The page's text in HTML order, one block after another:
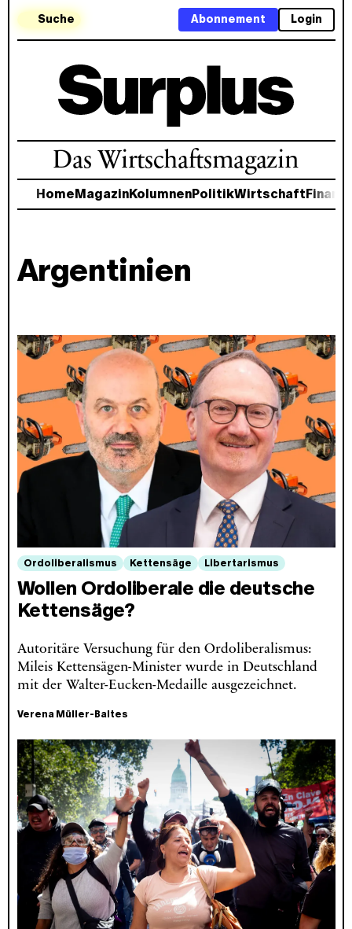
Suche Login
Abonnement
Das Wirtschaftsmagazin
Home MagazinKolumnenPolitikWirtschaft
Argentinien
Ordoliberalismus Kettensäge Libertarismus
Wollen Ordoliberale die deutsche
Kettensäge?
Autoritäre Versuchung für den Ordoliberalismus:
Mileis Kettensägen-Minister wurde in Deutschland
mit der Walter-Eucken-Medaille ausgezeichnet.
Verena Müller-Baltes